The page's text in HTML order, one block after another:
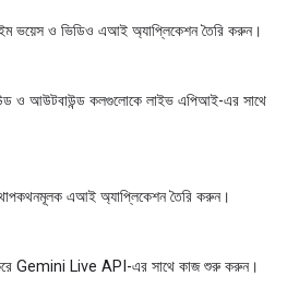
ভয়েস ও ভিডিও এআই অ্যাপ্লিকেশন তৈরি করুন।
ও আউটবাউন্ড কলগুলোকে লাইভ এপিআই-এর সাথে
এআই অ্যাপ্লিকেশন তৈরি করুন।
Gemini Live API-এর সাথে কাজ শুরু করুন।